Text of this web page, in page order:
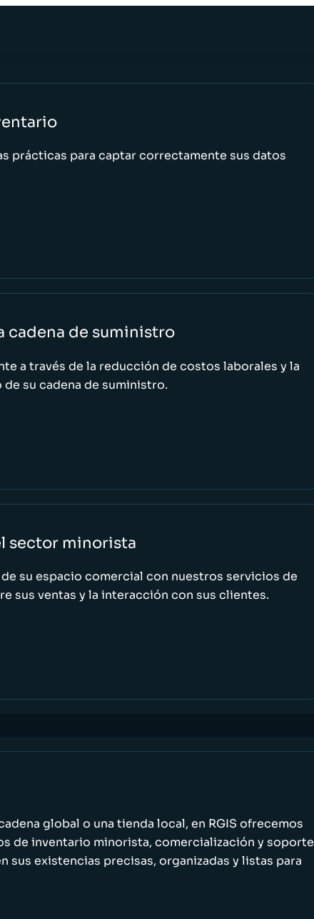
prácticas para captar correctamente sus datos
cadena de suministro
a través de la reducción de costos laborales y la
su cadena de suministro.
sector minorista
su espacio comercial con nuestros servicios de
sus ventas y la interacción con sus clientes.
global o una tienda local, en RGIS ofrecemos
de inventario minorista, comercialización y soporte
sus existencias precisas, organizadas y listas para